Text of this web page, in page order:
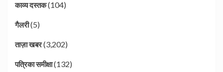
काव्य दस्तक(104)
गैलरी(5)
ताज़ा खबर(3,202)
पत्रिका समीक्षा(132)